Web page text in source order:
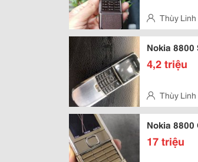
Thùy Linh
4,2 triệu
Thùy Linh
Nokia 8800
17 triệu